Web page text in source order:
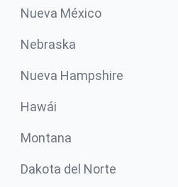
Nueva México
Nebraska
Nueva Hampshire
Hawái
Montana
Dakota del Norte